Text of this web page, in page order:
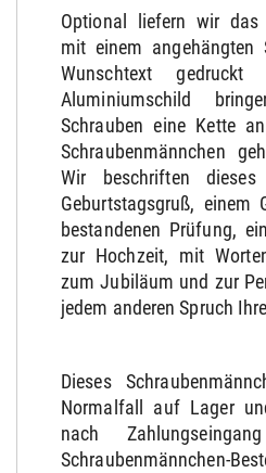
Optional liefern wir das
mit einem
Wunschtext
Aluminiumschild
Schrauben eine Kette
Schraubenmännchen
Wir beschriften
Geburtstagsgruß, einem
bestandenen Prüfung,
zur Hochzeit, mit
zum Jubiläum und zur
jedem anderen Spruch
Dieses
Normalfall auf Lager
nach